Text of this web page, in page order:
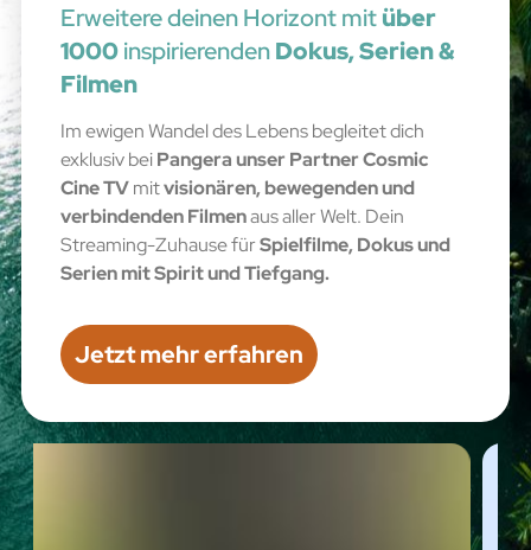
Erweitere deinen Horizont mitüber
1000inspirierendenDokus, Serien &
Filmen
Im ewigen Wandel des Lebens begleitet dich
exklusiv beiPangera unser Partner Cosmic
Cine TVmitvisionären, bewegenden und
verbindenden Filmenaus aller Welt. Dein
Streaming-Zuhause fürSpielfilme, Dokus und
Serien mitSpirit und Tiefgang.
Jetzt mehr erfahren